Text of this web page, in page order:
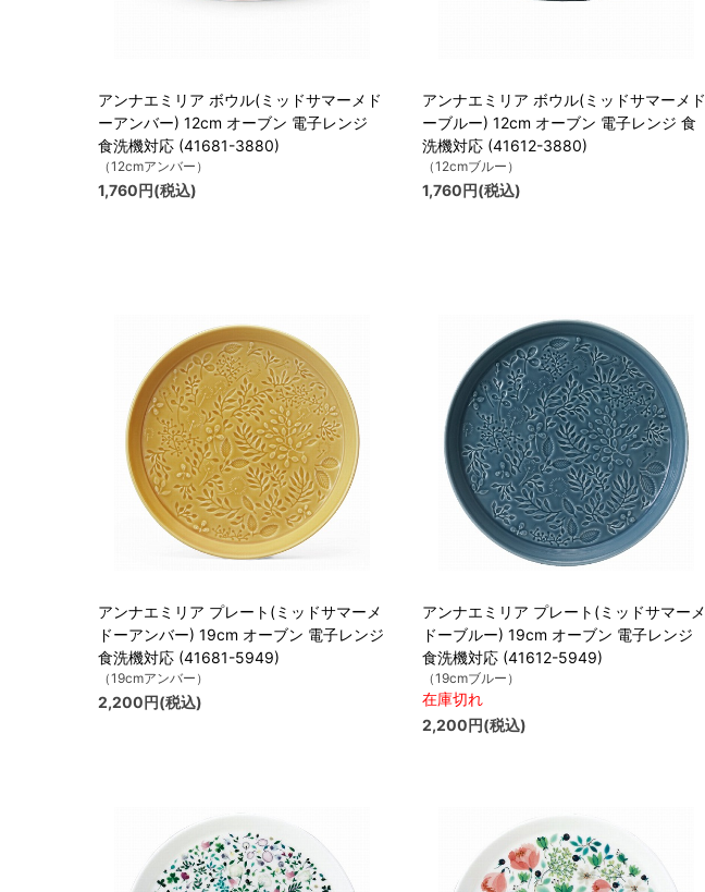
アンナエミリア ボウル(ミッドサマーメド
ーアンバー) 12cm オーブン 電子レンジ
食洗機対応 (41681-3880)
（12cmアンバー）
1,760円(税込)
アンナエミリア ボウル(ミッドサマーメド
ーブルー) 12cm オーブン 電子レンジ 食
洗機対応 (41612-3880)
（12cmブルー）
1,760円(税込)
アンナエミリア プレート(ミッドサマーメ
ドーアンバー) 19cm オーブン 電子レンジ
食洗機対応 (41681-5949)
（19cmアンバー）
2,200円(税込)
アンナエミリア プレート(ミッドサマーメ
ドーブルー) 19cm オーブン 電子レンジ
食洗機対応 (41612-5949)
（19cmブルー）
在庫切れ
2,200円(税込)